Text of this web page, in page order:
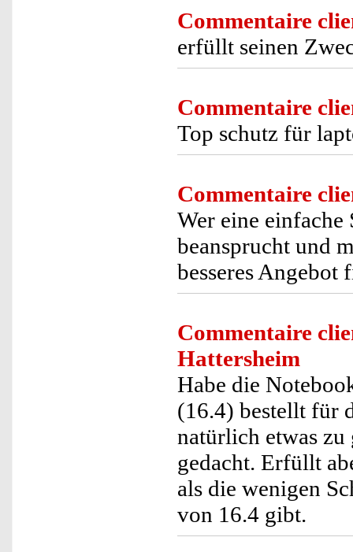
Commentaire
erfüllt seinen
Commentaire
Top schutz für
Commentaire
Wer eine einfache
beansprucht und
besseres Angebot
Commentaire
Hattersheim
Habe die
(16.4) bestellt für
natürlich etwas
gedacht. Erfüllt
als die wenigen
von 16.4 gibt.